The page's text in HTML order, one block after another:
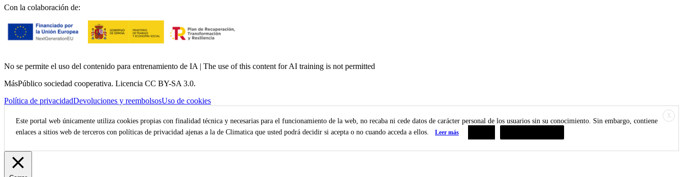
Con la colaboración de:
No se permite el uso del contenido para entrenamiento de IA | The use of this content for AI training is not permitted
MásPúblico sociedad cooperativa. Licencia CC BY-SA 3.0.
Política de privacidadDevoluciones y reembolsosUso de cookies
X
Este portal web únicamente utiliza cookies propias con finalidad técnica y necesarias para el funcionamiento de la web, no recaba ni cede datos de carácter personal de los usuarios sin su conocimiento. Sin embargo, contiene
enlaces a sitios web de terceros con políticas de privacidad ajenas a la de Climatica que usted podrá decidir si acepta o no cuando acceda a ellos.
Leer más